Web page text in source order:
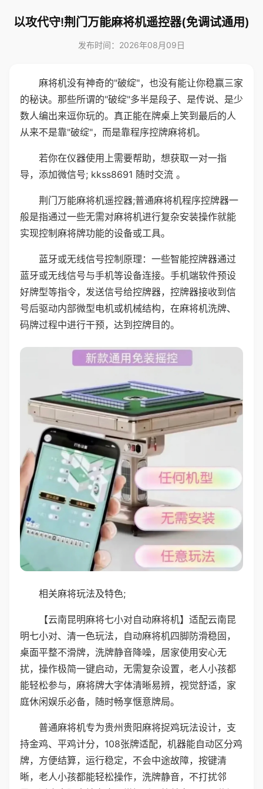
以攻代守!荆门万能麻将机遥控器(免调试通用)
发布时间：2026年08月09日
麻将机没有神奇的"破绽"，也没有能让你稳赢三家
的秘诀。那些所谓的"破绽"多半是段子、是传说、是少
数人编出来逗你玩的。真正能在牌桌上笑到最后的人
从来不是靠"破绽"，而是靠程序控牌麻将机。
若你在仪器使用上需要帮助，想获取一对一指
导，添加微信号; kkss8691 随时交流 。
荆门万能麻将机遥控器;普通麻将机程序控牌器一
般是指通过一些无需对麻将机进行复杂安装操作就能
实现控制麻将牌功能的设备或工具。
蓝牙或无线信号控制原理：一些智能控牌器通过
蓝牙或无线信号与手机等设备连接。手机端软件预设
好牌型等指令，发送信号给控牌器，控牌器接收到信
号后驱动内部微型电机或机械结构，在麻将机洗牌、
码牌过程中进行干预，达到控牌目的。
相关麻将玩法及特色;
【云南昆明麻将七小对自动麻将机】适配云南昆
明七小对、清一色玩法，自动麻将机四脚防滑稳固，
桌面平整不滑牌，洗牌静音降噪，居家使用安心无
扰，操作极简一键启动，无需复杂设置，老人小孩都
能轻松参与，麻将牌大字体清晰易辨，视觉舒适，家
庭休闲娱乐必备，随时畅享惬意牌局。
普通麻将机专为贵州贵阳麻将捉鸡玩法设计，支
持金鸡、平鸡计分，108张牌适配，机器能自动区分鸡
牌，方便结算，运行稳定，不会中途故障，按键清
晰，老人小孩都能轻松操作，洗牌静音，不打扰邻